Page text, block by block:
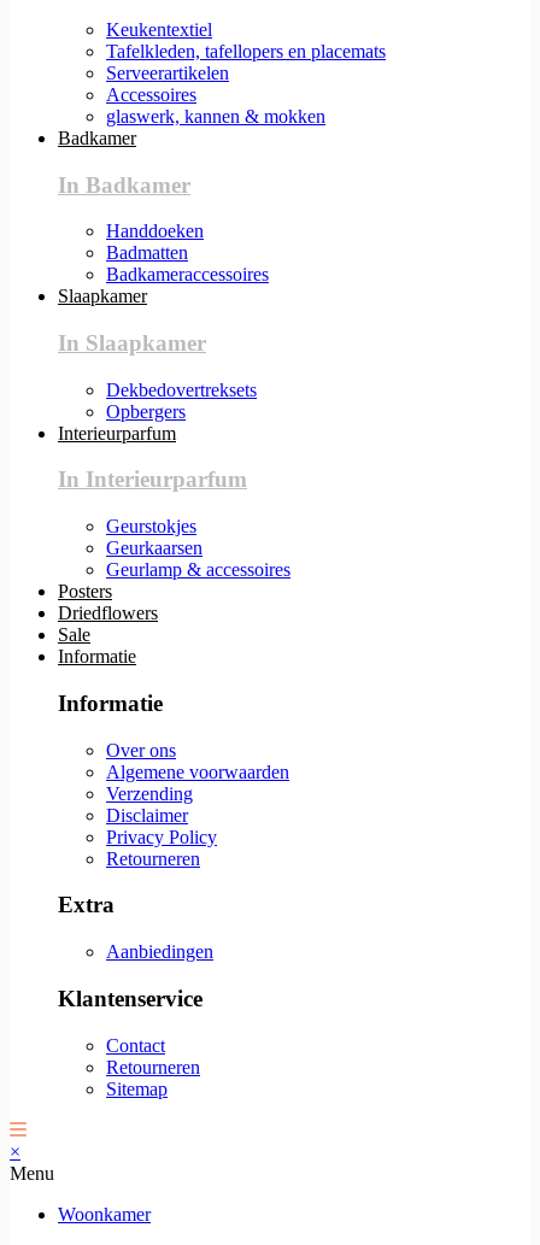
Keukentextiel
Tafelkleden, tafellopers en placemats
Serveerartikelen
Accessoires
glaswerk, kannen & mokken
Badkamer
In Badkamer
Handdoeken
Badmatten
Badkameraccessoires
Slaapkamer
In Slaapkamer
Dekbedovertreksets
Opbergers
Interieurparfum
In Interieurparfum
Geurstokjes
Geurkaarsen
Geurlamp & accessoires
Posters
Driedflowers
Sale
Informatie
Informatie
Over ons
Algemene voorwaarden
Verzending
Disclaimer
Privacy Policy
Retourneren
Extra
Aanbiedingen
Klantenservice
Contact
Retourneren
Sitemap
×
Menu
Woonkamer